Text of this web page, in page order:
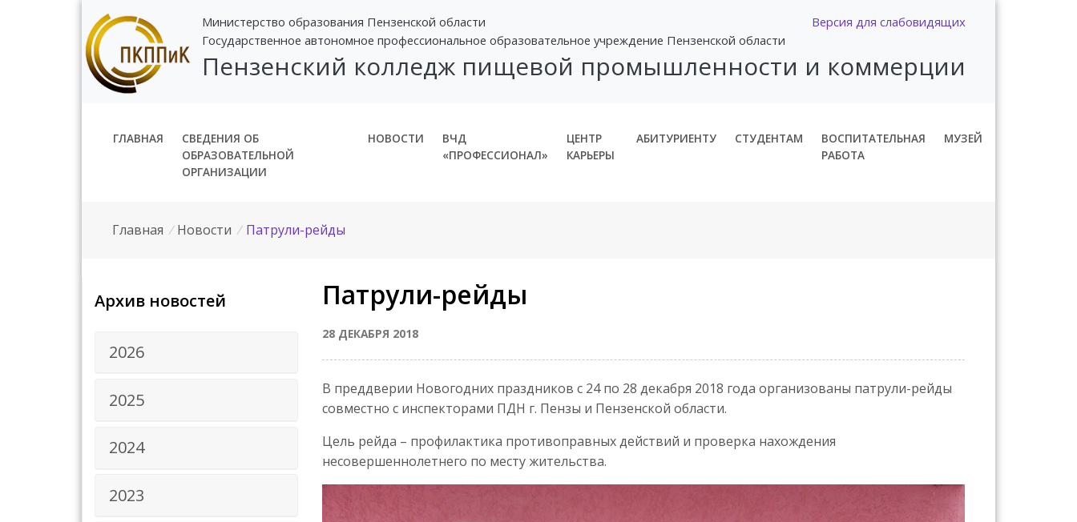
Версия для слабовидящих
Министерство образования Пензенской области
Государственное автономное профессиональное образовательное учреждение Пензенской области
Пензенский колледж пищевой промышленности и коммерции
ГЛАВНАЯ
СВЕДЕНИЯ ОБ
ОБРАЗОВАТЕЛЬНОЙ
ОРГАНИЗАЦИИ
НОВОСТИ
ВЧД
«ПРОФЕССИОНАЛ»
ЦЕНТР
КАРЬЕРЫ
АБИТУРИЕНТУ СТУДЕНТАМ
ВОСПИТАТЕЛЬНАЯ
РАБОТА
МУЗЕЙ
Главная / Новости / Патрули-рейды
Архив новостей
2026
2025
2024
2023
Патрули-рейды
28 ДЕКАБРЯ 2018
В преддверии Новогодних праздников с 24 по 28 декабря 2018 года организованы патрули-рейды
совместно с инспекторами ПДН г. Пензы и Пензенской области.
Цель рейда – профилактика противоправных действий и проверка нахождения
несовершеннолетнего по месту жительства.